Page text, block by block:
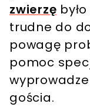
zwierzę
trudne do
powagę
pomoc
gościa.